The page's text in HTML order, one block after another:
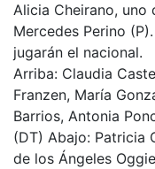
Alicia Cheirano, uno
Mercedes Perino
jugarán el nacional.
Arriba: Claudia
Franzen, María
Barrios, Antonia
(DT) Abajo: Patricia
de los Ángeles